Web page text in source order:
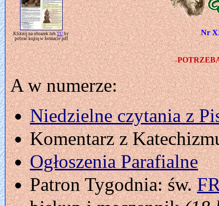
Kliknij na obrazek lubTUby
pobrać kopię w formacie pdf
Nr
»
A w numerze:
Niedzielne czytania z
Komentarz z
Ogłoszenia Parafialne
Patron Tygodnia: św.